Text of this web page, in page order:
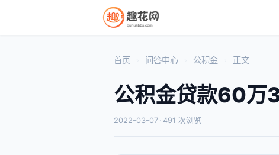
首页 问答中心 公积金 正文
公积金贷款60万
2022-03-07 · 491 次浏览